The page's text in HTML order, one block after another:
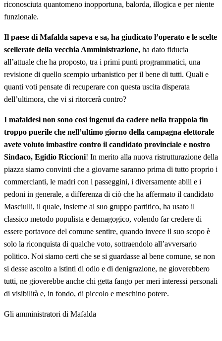
riconosciuta quantomeno inopportuna, balorda, illogica e per niente
funzionale.
Il paese di Mafalda sapeva e sa, ha giudicato l’operato e le scelte
scellerate della vecchia Amministrazione, ha dato fiducia
all’attuale che ha proposto, tra i primi punti programmatici, una
revisione di quello scempio urbanistico per il bene di tutti. Quali e
quanti voti pensate di recuperare con questa uscita disperata
dell’ultimora, che vi si ritorcerà contro?
I mafaldesi non sono così ingenui da cadere nella trappola fin
troppo puerile che nell’ultimo giorno della campagna elettorale
avete voluto imbastire contro il candidato provinciale e nostro
Sindaco, Egidio Riccioni! In merito alla nuova ristrutturazione della
piazza siamo convinti che a giovarne saranno prima di tutto proprio i
commercianti, le madri con i passeggini, i diversamente abili e i
pedoni in generale, a differenza di ciò che ha affermato il candidato
Masciulli, il quale, insieme al suo gruppo partitico, ha usato il
classico metodo populista e demagogico, volendo far credere di
essere portavoce del comune sentire, quando invece il suo scopo è
solo la riconquista di qualche voto, sottraendolo all’avversario
politico. Noi siamo certi che se si guardasse al bene comune, se non
si desse ascolto a istinti di odio e di denigrazione, ne gioverebbero
tutti, ne gioverebbe anche chi getta fango per meri interessi personali
di visibilità e, in fondo, di piccolo e meschino potere.
Gli amministratori di Mafalda